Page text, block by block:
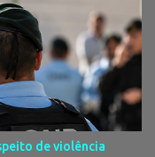
validada pela a
Julho - acusam
injustificadas e
passa por um
previsto pela
naturais mais
de terem sido
de violência